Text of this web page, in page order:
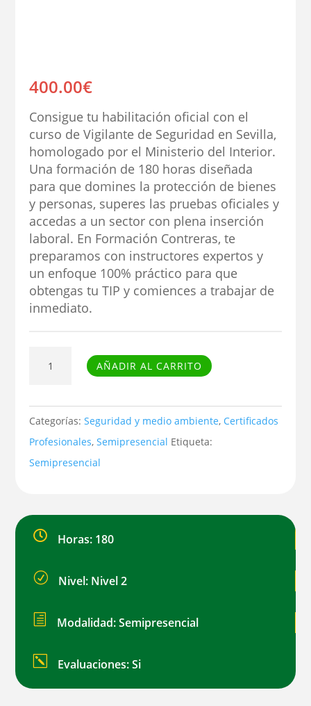
400.00€
Consigue tu habilitación oficial con el
curso de Vigilante de Seguridad en Sevilla,
homologado por el Ministerio del Interior.
Una formación de 180 horas diseñada
para que domines la protección de bienes
y personas, superes las pruebas oficiales y
accedas a un sector con plena inserción
laboral. En Formación Contreras, te
preparamos con instructores expertos y
un enfoque 100% práctico para que
obtengas tu TIP y comiences a trabajar de
inmediato.
Homologado
por
el
AÑADIR AL CARRITO
Categorías:Seguridad y medio ambiente, Certificados
Profesionales,Semipresencial Etiqueta:
Semipresencial
 Horas: 180
R Nivel: Nivel 2
h Modalidad: Semipresencial
k Evaluaciones: Si